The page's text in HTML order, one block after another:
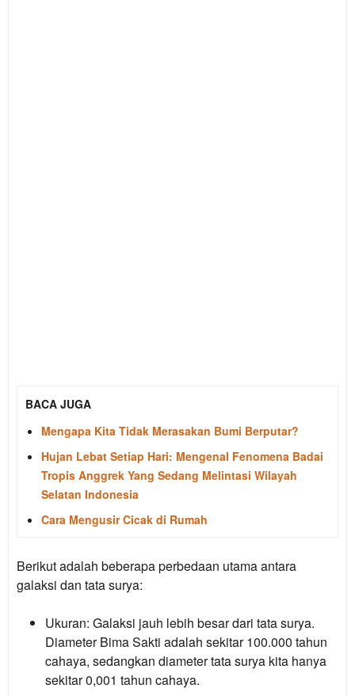
BACA JUGA
Mengapa Kita Tidak Merasakan Bumi Berputar?
Hujan Lebat Setiap Hari: Mengenal Fenomena Badai
Tropis Anggrek Yang Sedang Melintasi Wilayah
Selatan Indonesia
Cara Mengusir Cicak di Rumah
Berikut adalah beberapa perbedaan utama antara
galaksi dan tata surya:
Ukuran: Galaksi jauh lebih besar dari tata surya.
Diameter Bima Sakti adalah sekitar 100.000 tahun
cahaya, sedangkan diameter tata surya kita hanya
sekitar 0,001 tahun cahaya.